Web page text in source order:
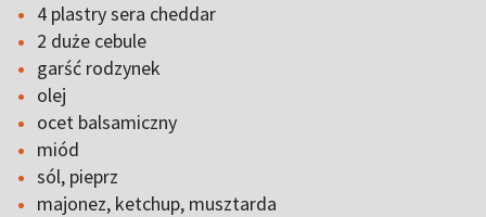
4 plastry sera cheddar
2 duże cebule
garść rodzynek
olej
ocet balsamiczny
miód
sól, pieprz
majonez, ketchup, musztarda